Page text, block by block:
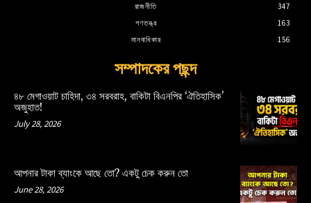
রাজনীতি
347
গণতন্ত্র
163
মানবাধিকার
156
সম্পাদকের পছন্দ
৪৮ মেগাওয়াট চাহিদা, ৩৪ সরবরাহ, বাকিটা বিএনপির ‘ঐতিহাসিক’
অজুহাত!
July 28, 2026
আপনার টাকা ব্যাংকে আছে তো? একটু চেক করুন তো
June 28, 2026